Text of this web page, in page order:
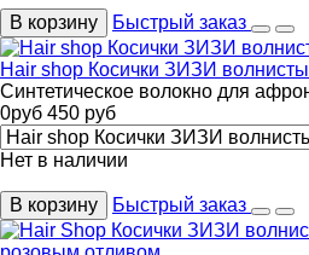
В корзину Быстрый заказ
Hair shop Косички ЗИЗИ
Синтетическое волокно для
0руб 450 руб
Нет в наличии
В корзину Быстрый заказ